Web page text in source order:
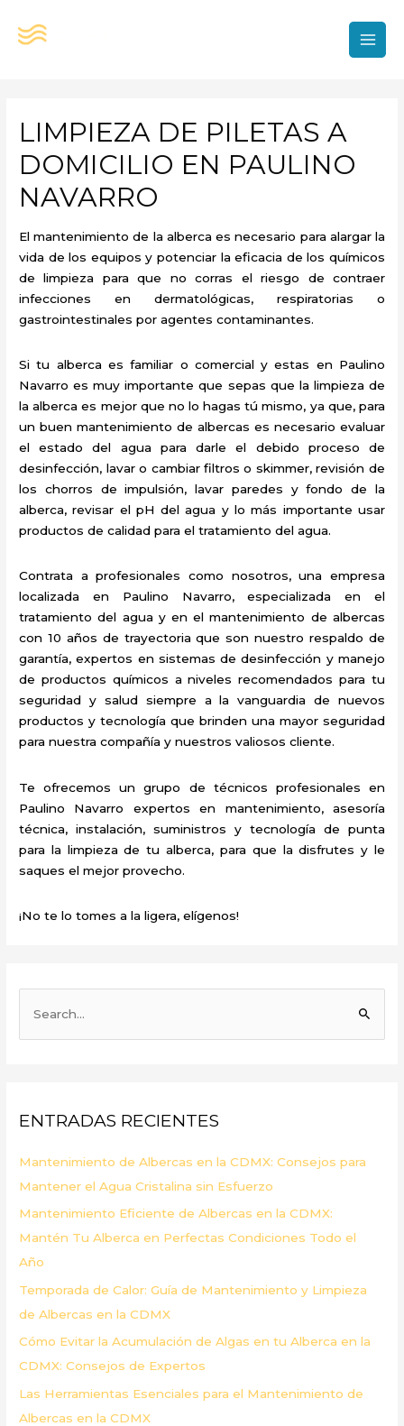
LIMPIEZA DE PILETAS A
DOMICILIO EN PAULINO
NAVARRO
El mantenimiento de la alberca es necesario para alargar la
vida de los equipos y potenciar la eficacia de los químicos
de limpieza para que no corras el riesgo de contraer
infecciones en dermatológicas, respiratorias o
gastrointestinales por agentes contaminantes.
Si tu alberca es familiar o comercial y estas en Paulino
Navarro es muy importante que sepas que la limpieza de
la alberca es mejor que no lo hagas tú mismo, ya que, para
un buen mantenimiento de albercas es necesario evaluar
el estado del agua para darle el debido proceso de
desinfección, lavar o cambiar filtros o skimmer, revisión de
los chorros de impulsión, lavar paredes y fondo de la
alberca, revisar el pH del agua y lo más importante usar
productos de calidad para el tratamiento del agua.
Contrata a profesionales como nosotros, una empresa
localizada en Paulino Navarro, especializada en el
tratamiento del agua y en el mantenimiento de albercas
con 10 años de trayectoria que son nuestro respaldo de
garantía, expertos en sistemas de desinfección y manejo
de productos químicos a niveles recomendados para tu
seguridad y salud siempre a la vanguardia de nuevos
productos y tecnología que brinden una mayor seguridad
para nuestra compañía y nuestros valiosos cliente.
Te ofrecemos un grupo de técnicos profesionales en
Paulino Navarro expertos en mantenimiento, asesoría
técnica, instalación, suministros y tecnología de punta
para la limpieza de tu alberca, para que la disfrutes y le
saques el mejor provecho.
¡No te lo tomes a la ligera, elígenos!
r
o
r
:
ENTRADAS RECIENTES
Mantenimiento de Albercas en la CDMX: Consejos para
Mantener el Agua Cristalina sin Esfuerzo
Mantenimiento Eficiente de Albercas en la CDMX:
Mantén Tu Alberca en Perfectas Condiciones Todo el
Año
Temporada de Calor: Guía de Mantenimiento y Limpieza
de Albercas en la CDMX
Cómo Evitar la Acumulación de Algas en tu Alberca en la
CDMX: Consejos de Expertos
Las Herramientas Esenciales para el Mantenimiento de
Albercas en la CDMX